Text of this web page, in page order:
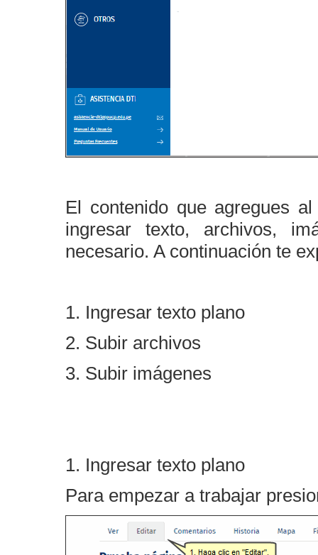
El contenido que agregues
ingresar texto, archivos,
necesario. A continuación te
1. Ingresar texto plano
2. Subir archivos
3. Subir imágenes
1. Ingresar texto plano
Para empezar a trabajar